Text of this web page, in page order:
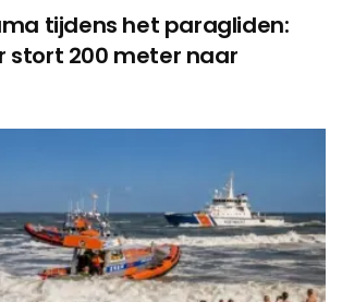
tijdens het paragliden:
stort 200 meter naar